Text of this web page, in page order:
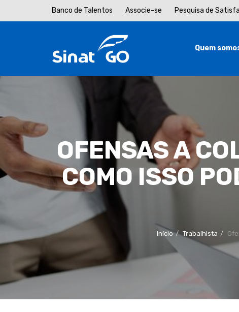
Banco de Talentos Associe-se Pesquisa de
Quem
OFENSAS A
COMO ISSO
Início Trabalhista